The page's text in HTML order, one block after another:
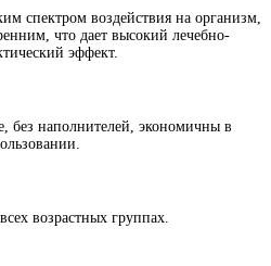
спектром воздействия на организм,
что дает высокий лечебно-
эффект.
без наполнителей, экономичны в
возрастных группах.